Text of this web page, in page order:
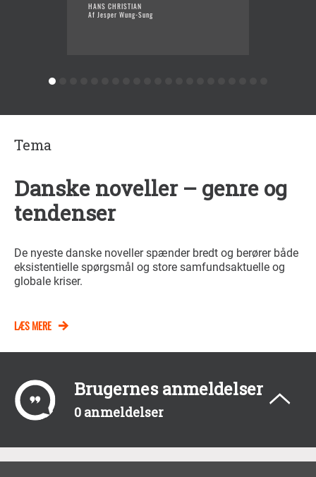
HANS CHRISTIAN
Af Jesper Wung-Sung
Tema
Danske noveller – genre og
tendenser
De nyeste danske noveller spænder bredt og berører både
eksistentielle spørgsmål og store samfundsaktuelle og
globale kriser.
LÆS MERE
Brugernes anmeldelser
0 anmeldelser